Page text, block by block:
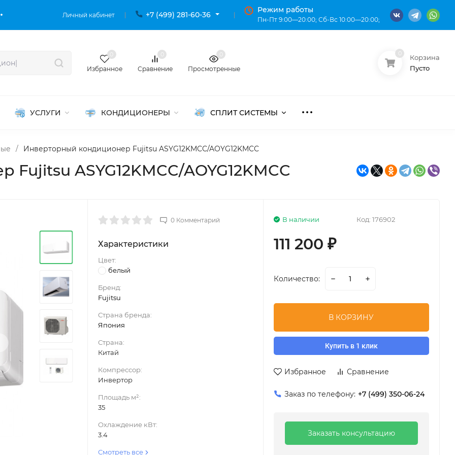
Личный кабинет +7 (499) 281-60-36
Режим работы
Пн-Пт 9:00—20:00; Сб-Вс 10:00—20:00;
Избранное Сравнение Просмотренные
Корзина
Пусто
УСЛУГИ КОНДИЦИОНЕРЫ СПЛИТ СИСТЕМЫ
/ Инверторный кондиционер Fujitsu ASYG12KMCC/AOYG12KMCC
ASYG12KMCC/AOYG12KMCC
0 Комментарий
Характеристики
Цвет:
белый
Бренд:
Fujitsu
Страна бренда:
Япония
Страна:
Китай
Компрессор:
Инвертор
Площадь м²:
35
Охлаждение кВт:
3.4
Смотреть все
Код: 176902
В наличии
111 200 ₽
Количество:
В КОРЗИНУ
Купить в 1 клик
Избранное Сравнение
Заказ по телефону: +7 (499) 350-06-24
Заказать консультацию